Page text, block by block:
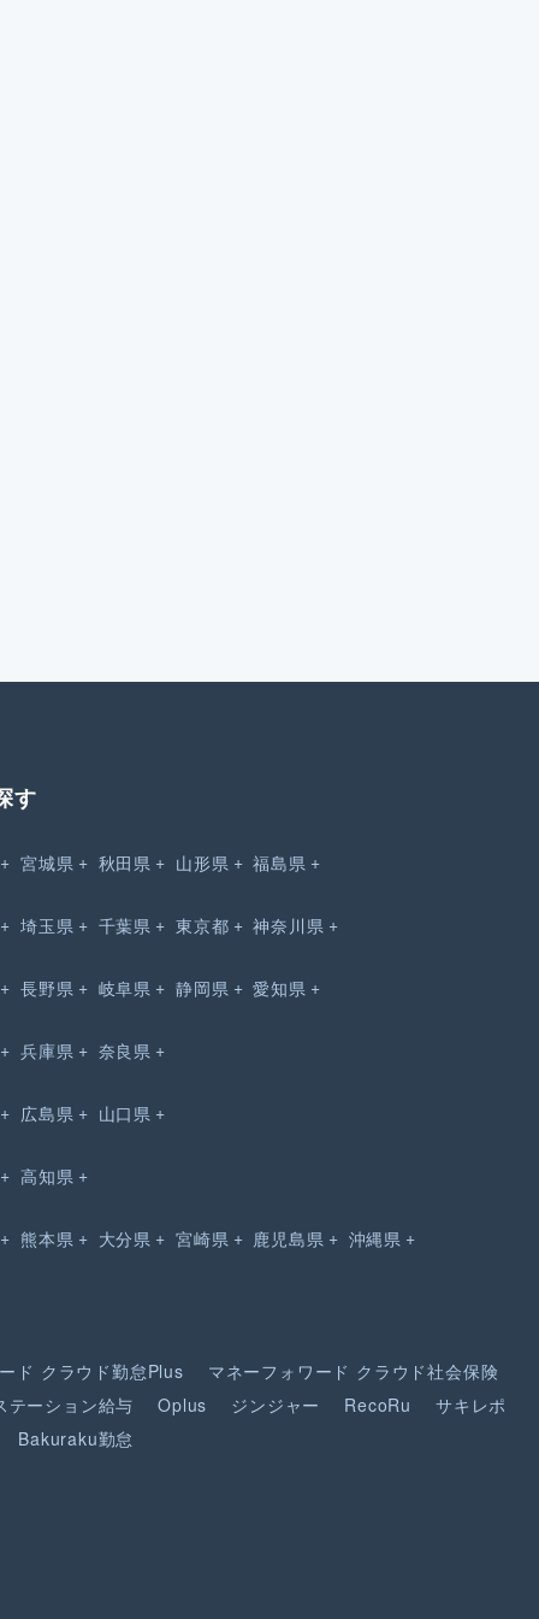
す
宮城県 秋田県 山形県 福島県
埼玉県 千葉県 東京都 神奈川県
長野県 岐阜県 静岡県 愛知県
兵庫県 奈良県
広島県 山口県
高知県
熊本県 大分県 宮崎県 鹿児島県 沖縄県
ド クラウド勤怠Plus マネーフォワード クラウド社会保険
テーション給与
Oplus ジンジャー RecoRu
サキレポ
Bakuraku勤怠